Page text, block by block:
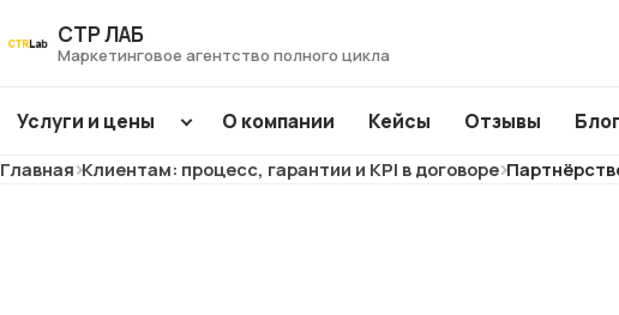
СТР ЛАБ
Маркетинговое агентство полного цикла
Услуги и цены О компании Кейсы Отзывы Блог
Главная Клиентам: процесс, гарантии и KPI в договоре